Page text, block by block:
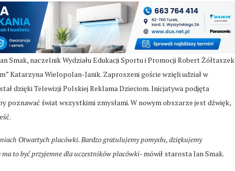
Smak, naczelnik Wydziału Edukacji Sportu i Promocji Robert Żółtaszek
Katarzyna Wielopolan-Janik. Zaproszeni goście wzięli udział w
dzięki Telewizji Polskiej Reklama Dzieciom. Inicjatywa podjęta
poznawać świat wszystkimi zmysłami. W nowym obszarze jest dźwięk,
Otwartych placówki. Bardzo gratulujemy pomysłu, dziękujemy
to być przyjemne dla uczestników placówki- mówił starosta Jan Smak.